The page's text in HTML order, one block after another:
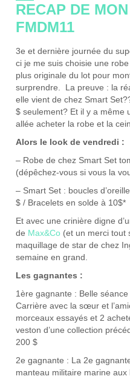
RECAP DE
FMDM11
3e et dernière journée du
ci je me suis choisie une
plus originale du lot pour
surprendre. La preuve : la
elle vient de chez Smart
$ seulement? Et il y a même
allée acheter la robe et la
Alors le look de vendredi :
– Robe de chez Smart Set
(dépêchez-vous si vous la
– Smart Set : boucles
$ / Bracelets en solde à 10$*
Et avec une crinière digne
de Max&Co (et un merci tout
maquillage de star de chez
semaine en grand.
Les gagnantes :
1ère gagnante : Belle
Carrière avec la sœur et
morceaux essayés et 2
veston d’une collection
200 $
2e gagnante : La 2e
manteau militaire marine